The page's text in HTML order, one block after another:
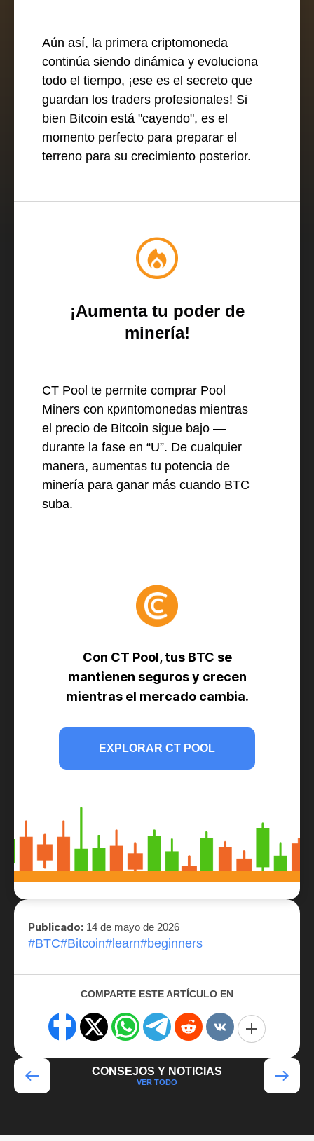
Aún así, la primera criptomoneda
continúa siendo dinámica y evoluciona
todo el tiempo, ¡ese es el secreto que
guardan los traders profesionales! Si
bien Bitcoin está "cayendo", es el
momento perfecto para preparar el
terreno para su crecimiento posterior.
¡Aumenta tu poder de
minería!
CT Pool te permite comprar Pool
Miners con крипtomonedas mientras
el precio de Bitcoin sigue bajo —
durante la fase en “U”. De cualquier
manera, aumentas tu potencia de
minería para ganar más cuando BTC
suba.
Con CT Pool, tus BTC se
mantienen seguros y crecen
mientras el mercado cambia.
EXPLORAR CT POOL
Publicado: 14 de mayo de 2026
#BTC#Bitcoin#learn#beginners
COMPARTE ESTE ARTÍCULO EN
CONSEJOS Y NOTICIAS
VER TODO